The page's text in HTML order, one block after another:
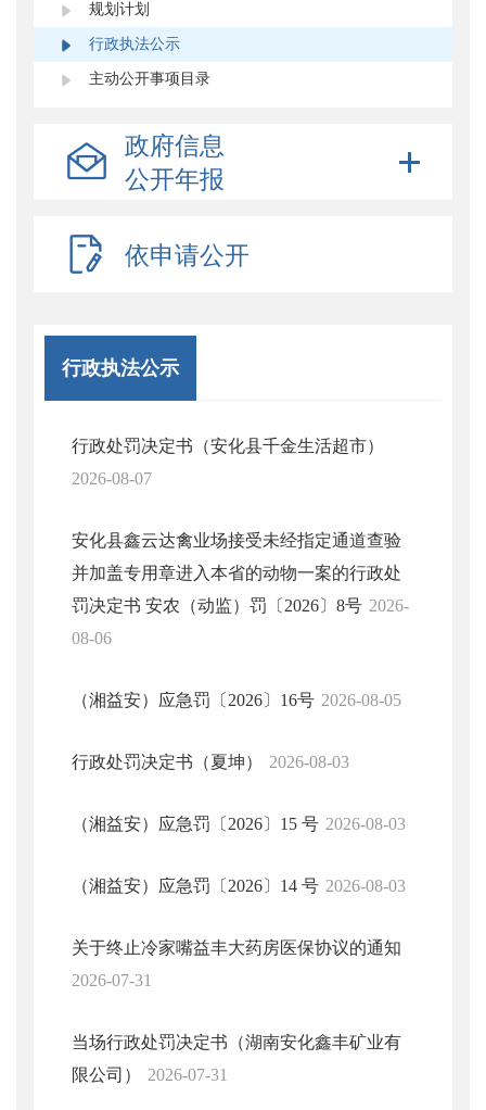
规划计划
行政执法公示
主动公开事项目录
政府信息
公开年报
依申请公开
行政执法公示
行政处罚决定书（安化县千金生活超市）
2026-08-07
安化县鑫云达禽业场接受未经指定通道查验
并加盖专用章进入本省的动物一案的行政处
罚决定书 安农（动监）罚〔2026〕8号 2026-
08-06
（湘益安）应急罚〔2026〕16号 2026-08-05
行政处罚决定书（夏坤） 2026-08-03
（湘益安）应急罚〔2026〕15 号 2026-08-03
（湘益安）应急罚〔2026〕14 号 2026-08-03
关于终止冷家嘴益丰大药房医保协议的通知
2026-07-31
当场行政处罚决定书（湖南安化鑫丰矿业有
限公司）
2026-07-31